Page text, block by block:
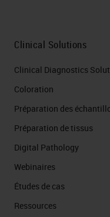
Clinical Solutions
Clinical Diagnostics
Coloration
Préparation des
Préparation de tissus
Digital Pathology
Webinaires
Études de cas
Ressources